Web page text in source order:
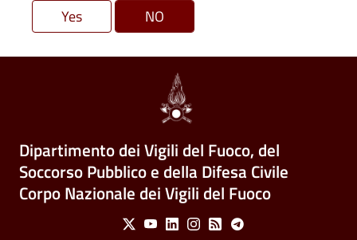
Dipartimento dei Vigili del Fuoco, del
Soccorso Pubblico e della Difesa Civile
Corpo Nazionale dei Vigili del Fuoco
Social Menu
X YoutubeLinkedinInstagram
Feed Telegram